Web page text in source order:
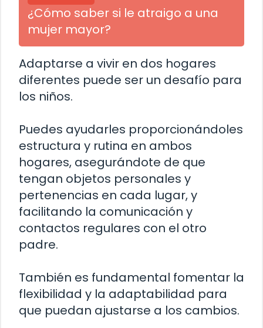
¿Cómo saber si le atraigo a una
mujer mayor?
Adaptarse a vivir en dos hogares
diferentes puede ser un desafío para
los niños.
Puedes ayudarles proporcionándoles
estructura y rutina en ambos
hogares, asegurándote de que
tengan objetos personales y
pertenencias en cada lugar, y
facilitando la comunicación y
contactos regulares con el otro
padre.
También es fundamental fomentar la
flexibilidad y la adaptabilidad para
que puedan ajustarse a los cambios.